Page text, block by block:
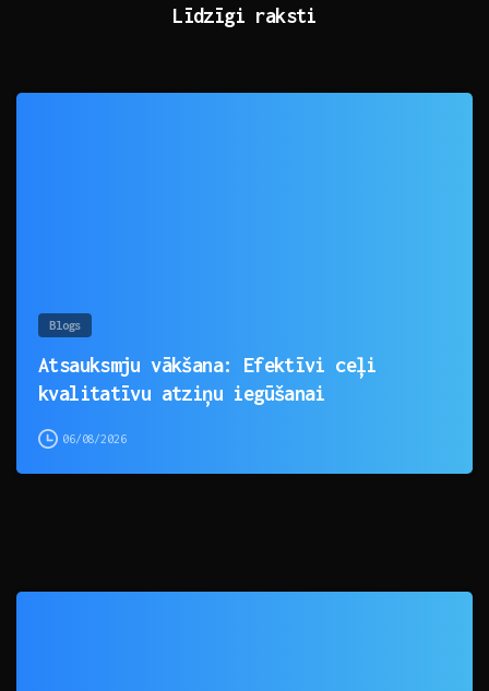
Līdzīgi raksti
Blogs
Atsauksmju vākšana: Efektīvi ceļi
kvalitatīvu atziņu iegūšanai
06/08/2026